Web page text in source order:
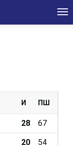
И ПШ
28 67
20 54